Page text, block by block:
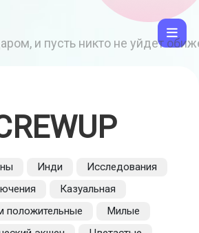
и пусть никто не уйдет
Инди
Исследования
Казуальная
положительные
Милые